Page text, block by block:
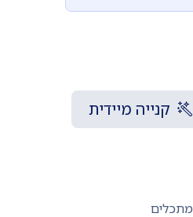
קנייה מיידית
מתכלים